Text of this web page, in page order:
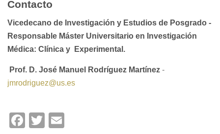
Contacto
Vicedecano de Investigación y Estudios de Posgrado -
Responsable Máster Universitario en Investigación
Médica: Clínica y Experimental.
Prof. D. José Manuel Rodríguez Martínez -
jmrodriguez@us.es
Facebook
Twitter